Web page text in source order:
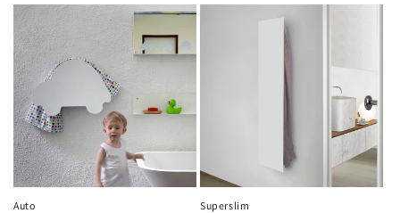
Auto Superslim